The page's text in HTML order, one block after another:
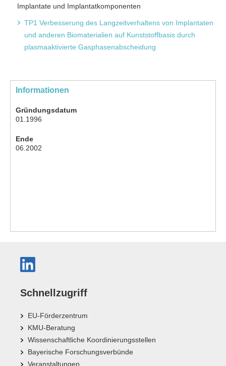
Implantate und Implantatkomponenten
TP1 Verbesserung des Langzeitverhaltens von Implantaten
und anderen Biomaterialien auf Kunststoffbasis durch
plasmaaktivierte Gasphasenabscheidung
Informationen
Gründungsdatum
01.1996
Ende
06.2002
Schnellzugriff
EU-Förderzentrum
KMU-Beratung
Wissenschaftliche Koordinierungsstellen
Bayerische Forschungsverbünde
Veranstaltungen